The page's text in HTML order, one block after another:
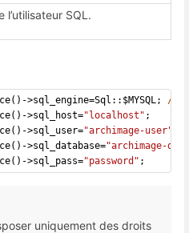
l’utilisateur SQL.
>sql_engine=Sql::$MYSQL; /*
>sql_host="localhost" ;
>sql_user="archimage-user"
>sql_database="archimage-
>sql_pass="password" ;
uniquement des droits